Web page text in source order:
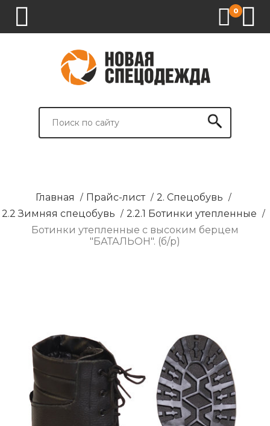
0
СПЕЦОДЕЖДА
СПЕЦОБУВЬ
СРЕДСТВА
ВСПОМОГАТЕЛЬНЫЕ
БРЕНДИРОВАНИЕ
Главная / Прайс-лист / 2. Спецобувь /
2.2 Зимняя спецобувь / 2.2.1 Ботинки утепленные /
Ботинки утепленные с высоким берцем
"БАТАЛЬОН". (б/р)